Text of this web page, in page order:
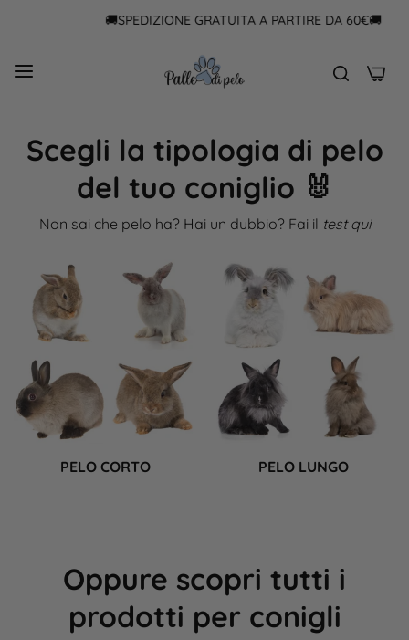
🚚SPEDIZIONE GRATUITA A PARTIRE DA 60€🚚
0
Scegli la tipologia di pelo
del tuo coniglio 🐰
Non sai che pelo ha? Hai un dubbio? Fai il test qui
PELO CORTO PELO LUNGO
Oppure scopri tutti i
prodotti per conigli